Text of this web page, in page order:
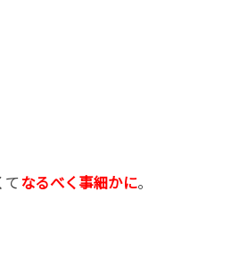
て なるべく事細かに。